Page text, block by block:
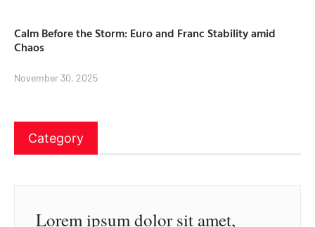
Calm Before the Storm: Euro and Franc Stability amid
Chaos
November 30, 2025
Category
Lorem ipsum dolor sit amet,